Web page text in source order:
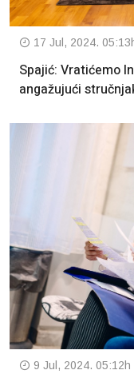
17 Jul, 2024.
Spajić: Vratićemo
angažujući
9 Jul, 2024. 05:12h